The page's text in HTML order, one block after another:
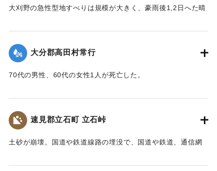
｜固有コード:00481077
また、八坂神社の本殿は土石流により流失したが、石碑のそ
【碑文】
昭和一八年（一九四三年）大分県下を襲った台風二十六号
は、九月二十日、宇佐市の旧北馬城村出光地区に「山津波」
たらしただけでなく、多くの家屋をのみ込み、二十九人もの
尊い命を奪いました。
太平洋戦争中だったこともあり、新聞にも大きくは取り扱
事にも拘らず、宇佐市史に記録されることもなく、多くの市
大刈野の急性型地すべりは規模が大きく、豪雨後1,2日へた晴
り、500m上流の新開部落の小学校校舎を浮上し、2.5～3Km
上流に逆流させ、樫ノ峯部落の下流1Kmのところでとまっ
た。天然ダムはその後きれて下流に大水害を与えている。奥
戸主はいまもなお行方不明である。
【出典：日本の国土 : 自然と開発 下（小出博,東京大学出版
｜固有コード:
大分郡高田村常行
70代の男性、60代の女性1人が死亡した。
｜固有コード:00481071
速見郡立石町 立石峠
土砂が崩壊。国道や鉄道線路の埋没で、国道や鉄道、通信網
会をを開いて災害復旧対策を協議した。22日には、町民を総